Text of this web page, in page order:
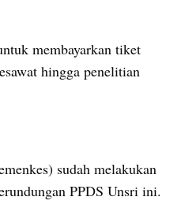
membayarkan tiket
hingga penelitian
sudah melakukan
PPDS Unsri ini.